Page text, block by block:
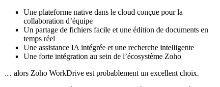
Une plateforme native dans le cloud conçue pour la
collaboration d’équipe
Un partage de fichiers facile et une édition de documents en
temps réel
Une assistance IA intégrée et une recherche intelligente
Une forte intégration au sein de l’écosystème Zoho
… alors Zoho WorkDrive est probablement un excellent choix.